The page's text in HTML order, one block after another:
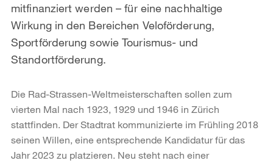
mitfinanziert werden – für eine nachhaltige
Wirkung in den Bereichen Veloförderung,
Sportförderung sowie Tourismus- und
Standortförderung.
Die Rad-Strassen-Weltmeisterschaften sollen zum
vierten Mal nach 1923, 1929 und 1946 in Zürich
stattfinden. Der Stadtrat kommunizierte im Frühling 2018
seinen Willen, eine entsprechende Kandidatur für das
Jahr 2023 zu platzieren. Neu steht nach einer